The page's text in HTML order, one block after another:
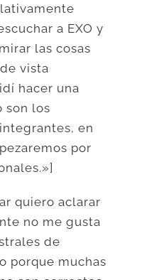
a EXO y
las cosas
vista
hacer una
son los
en
por
quiero aclarar
no me gusta
de
porque muchas